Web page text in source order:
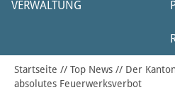
VERWALTUNG
Startseite Top News
Der
absolutes Feuerwerksverbot